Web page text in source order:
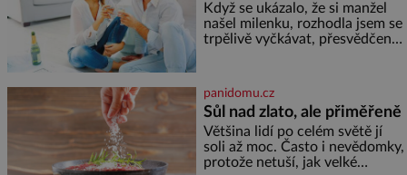
Když se ukázalo, že si manžel
našel milenku, rozhodla jsem se
trpělivě vyčkávat, přesvědčena,
nejtěžších věcí na světě. Ale
každý, kdo s tím má nějaké
zkušenosti, se zapřísahá, že
pokud odpustíte, znatelně se
vám uleví. Když se ke mně
doneslo, že si manžel pořídil
panidomu.cz
Sůl nad zlato, ale přiměřeně
Většina lidí po celém světě jí
soli až moc. Často i nevědomky,
protože netuší, jak velké